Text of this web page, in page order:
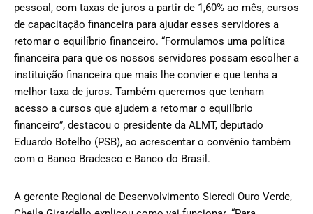
pessoal, com taxas de juros a partir de 1,60% ao mês, cursos
de capacitação financeira para ajudar esses servidores a
retomar o equilíbrio financeiro. “Formulamos uma política
financeira para que os nossos servidores possam escolher a
instituição financeira que mais lhe convier e que tenha a
melhor taxa de juros. Também queremos que tenham
acesso a cursos que ajudem a retomar o equilíbrio
financeiro”, destacou o presidente da ALMT, deputado
Eduardo Botelho (PSB), ao acrescentar o convênio também
com o Banco Bradesco e Banco do Brasil.
A gerente Regional de Desenvolvimento Sicredi Ouro Verde,